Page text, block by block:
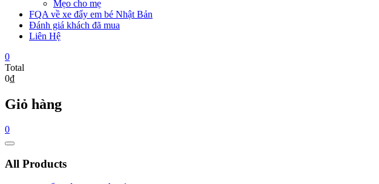
Mẹo cho mẹ
FQA về xe đẩy em bé Nhật Bản
Đánh giá khách đã mua
Liên Hệ
0
Total
0₫
Giỏ hàng
0
Catalog
All Products